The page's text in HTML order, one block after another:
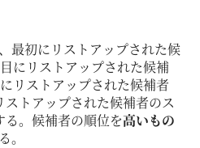
最初にリストアップされた候
にリストアップされた候補
リストアップされた候補者
トアップされた候補者のス
。候補者の順位を高いもの
。